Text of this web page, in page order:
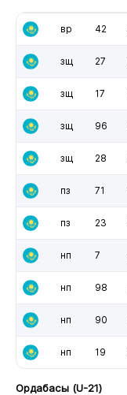
вр 42
зщ 27
зщ 17
зщ 96
зщ 28
пз 71
пз 23
нп 7
нп 98
нп 90
нп 19
Ордабасы (U-21)